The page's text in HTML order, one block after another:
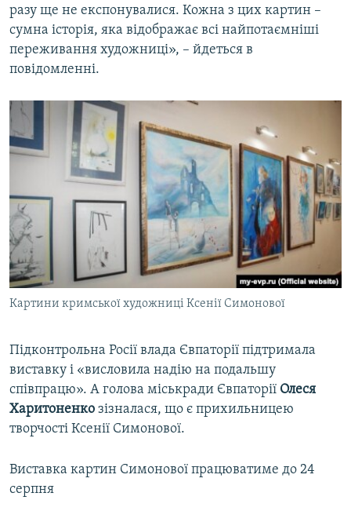
разу ще не експонувалися. Кожна з цих картин –
сумна історія, яка відображає всі найпотаємніші
переживання художниці», – йдеться в
повідомленні.
Картини кримської художниці Ксенії Симонової
​Підконтрольна Росії влада Євпаторії підтримала
виставку і «висловила надію на подальшу
співпрацю». А голова міськради Євпаторії Олеся
Харитоненко зізналася, що є прихильницею
творчості Ксенії Симонової.
Виставка картин Симонової працюватиме до 24
серпня